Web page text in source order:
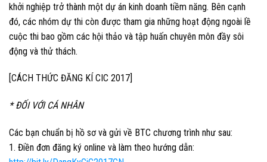
khởi nghiệp trở thành một dự án kinh doanh tiềm năng. Bên cạnh
đó, các nhóm dự thi còn được tham gia những hoạt động ngoài lề
cuộc thi bao gồm các hội thảo và tập huấn chuyên môn đầy sôi
động và thử thách.
[CÁCH THỨC ĐĂNG KÍ CIC 2017]
* ĐỐI VỚI CÁ NHÂN
Các bạn chuẩn bị hồ sơ và gửi về BTC chương trình như sau:
1. Điền đơn đăng ký online và làm theo hướng dẫn: